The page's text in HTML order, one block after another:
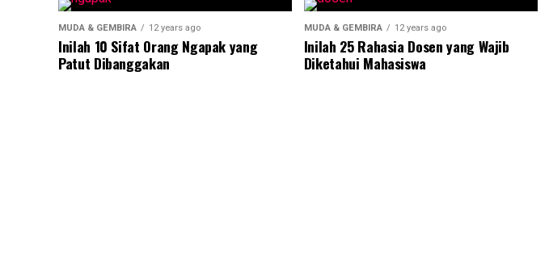
MUDA & GEMBIRA 12 years ago
Inilah 10 Sifat Orang Ngapak yang
Patut Dibanggakan
MUDA & GEMBIRA 12 years ago
Inilah 25 Rahasia Dosen yang Wajib
Diketahui Mahasiswa